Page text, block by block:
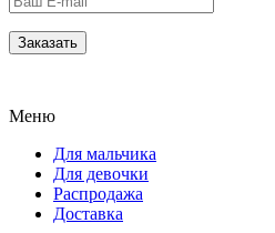
Меню
Для мальчика
Для девочки
Распродажа
Доставка